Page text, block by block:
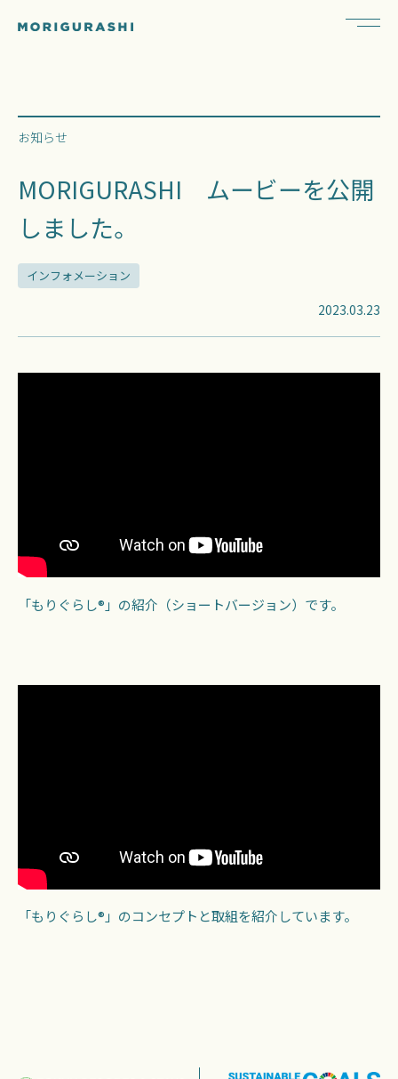
お知らせ
MORIGURASHI ムービーを公開
しました。
インフォメーション
2023.03.23
「もりぐらし®」の紹介（ショートバージョン）です。
「もりぐらし®」のコンセプトと取組を紹介しています。